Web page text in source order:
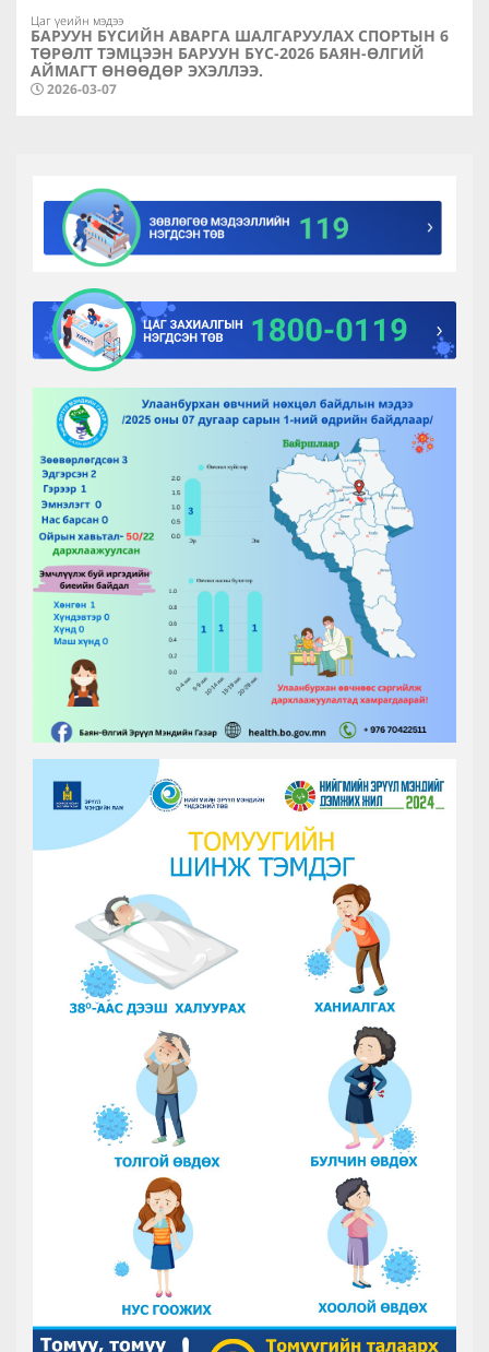
Цаг үеийн мэдээ
БАРУУН БҮСИЙН АВАРГА ШАЛГАРУУЛАХ СПОРТЫН 6
ТӨРӨЛТ ТЭМЦЭЭН БАРУУН БҮС-2026 БАЯН-ӨЛГИЙ
АЙМАГТ ӨНӨӨДӨР ЭХЭЛЛЭЭ.
2026-03-07